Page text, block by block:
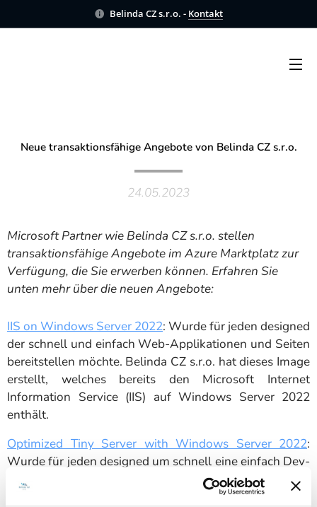
Belinda CZ s.r.o. - Kontakt
Neue transaktionsfähigeAngebote von Belinda CZ s.r.o.
24.05.2023
Microsoft Partner wie Belinda CZ s.r.o. stellen
transaktionsfähige Angebote im Azure Marktplatz zur
Verfügung, die Sie erwerben können. Erfahren Sie
unten mehr über die neuen Angebote:
IIS on Windows Server 2022: Wurde für jeden designed
der schnell und einfach Web-Applikationen und Seiten
bereitstellen möchte. Belinda CZ s.r.o. hat dieses Image
erstellt, welches bereits den Microsoft Internet
Information Service (IIS) auf Windows Server 2022
enthält.
Optimized Tiny Server with Windows Server 2022:
Wurde für jeden designed um schnell eine einfach Dev-
Test Umgebung, eine Webseite oder Web-Applikation
mit wenig Verkehr bereitzustellen. Belinda CZ s.r.o.'s